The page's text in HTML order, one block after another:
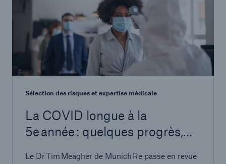
Sélection des risques et expertise médicale
La COVID longue à la
5e année : quelques progrès,
Le Dr Tim Meagher de Munich Re passe en revue